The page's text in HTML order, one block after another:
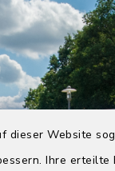
dieser Website
Ihre